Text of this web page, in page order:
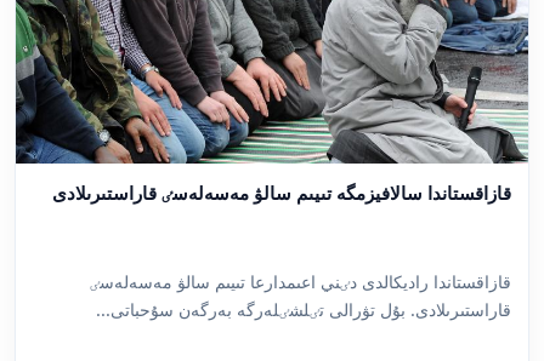
قازاقستاندا سالافيزمگە تىيىم سالۋ مەسەلەسٸ قاراستىرىلادى
قازاقستاندا راديكالدى دٸني اعىمدارعا تىيىم سالۋ مەسەلەسٸ
قاراستىرىلادى. بۇل تۋرالى تٸلشٸلەرگە بەرگەن سۇحباتى...